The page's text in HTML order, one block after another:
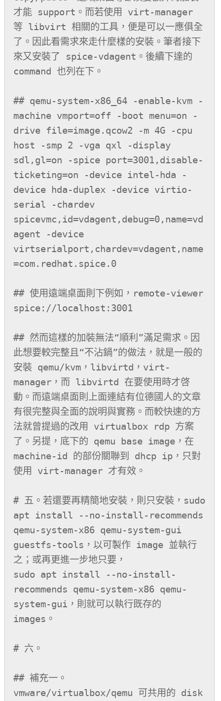
才能 support。而若使用 virt-manager
等 libvirt 相關的工具，便是可以一應俱全
了。因此看需求來走什麼樣的安裝。筆者接下
來又安裝了 spice-vdagent。後續下達的
command 也列在下。
## qemu-system-x86_64 -enable-kvm -
machine vmport=off -boot menu=on -
drive file=image.qcow2 -m 4G -cpu
host -smp 2 -vga qxl -display
sdl,gl=on -spice port=3001,disable-
ticketing=on -device intel-hda -
device hda-duplex -device virtio-
serial -chardev
spicevmc,id=vdagent,debug=0,name=vd
agent -device
virtserialport,chardev=vdagent,name
=com.redhat.spice.0
## 使用遠端桌面則下例如，remote-viewer
spice://localhost:3001
## 然而這樣的加裝無法“順利”滿足需求。因
此想要較完整且“不沾鍋”的做法，就是一般的
安裝 qemu/kvm，libvirtd，virt-
manager，而 libvirtd 在要使用時才啓
動。而遠端桌面則上面連結有位德國人的文章
有很完整與全面的說明與實務。而較快速的方
法就曾提過的改用 virtualbox rdp 方案
了。另提，底下的 qemu base image，在
machine-id 的部份關聯到 dhcp ip，只對
使用 virt-manager 才有效。
# 五。若還要再精簡地安裝，則只安裝，sudo
apt install --no-install-recommends
qemu-system-x86 qemu-system-gui
guestfs-tools，以可製作 image 並執行
之；或再更進一步地只要，
sudo apt install --no-install-
recommends qemu-system-x86 qemu-
system-gui，則就可以執行既存的
images。
# 六。
## 補充一。
vmware/virtualbox/qemu 可共用的 disk